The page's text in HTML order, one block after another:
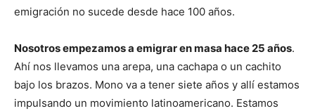
emigración no sucede desde hace 100 años.
Nosotros empezamos a emigrar en masa hace 25 años.
Ahí nos llevamos una arepa, una cachapa o un cachito
bajo los brazos. Mono va a tener siete años y allí estamos
impulsando un movimiento latinoamericano. Estamos